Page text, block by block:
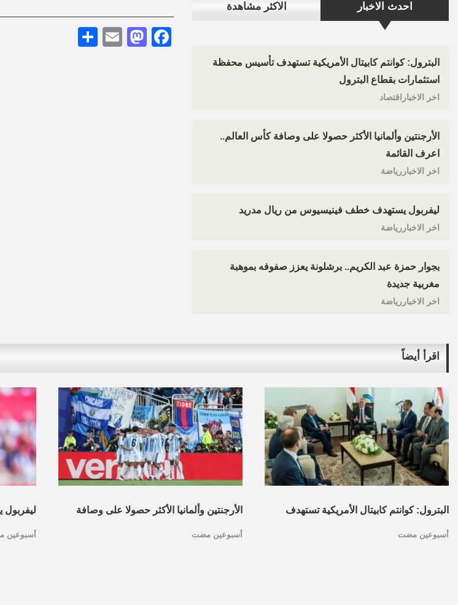
احدث الاخبار الاكثر مشاهدة
البترول: كوانتم كابيتال الأمريكية تستهدف تأسيس محفظة
استثمارات بقطاع البترول
اخر الاخباراقتصاد
الأرجنتين وألمانيا الأكثر حصولا على وصافة كأس العالم..
اعرف القائمة
اخر الاخباررياضة
ليفربول يستهدف خطف فينيسيوس من ريال مدريد
اخر الاخباررياضة
بجوار حمزة عبد الكريم.. برشلونة يعزز صفوفه بموهبة
مغربية جديدة
اخر الاخباررياضة
Facebook
Mastodon
Email
اقرأ أيضاً
البترول: كوانتم كابيتال الأمريكية تستهدف
أسبوعين مضت
الأرجنتين وألمانيا الأكثر حصولا على وصافة
أسبوعين مضت أسبوعين